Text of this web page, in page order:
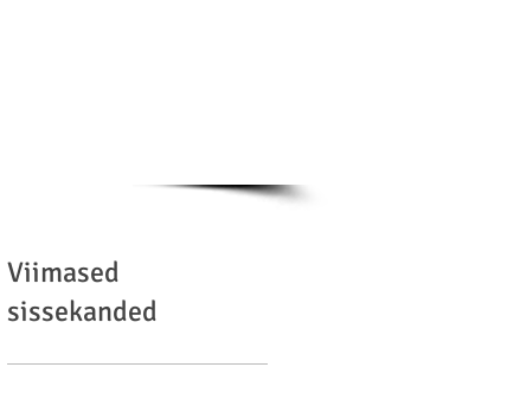
Viimased
sissekanded